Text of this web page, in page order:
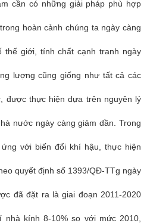
cần có những giải pháp phù hợp
hoàn cảnh chúng ta ngày càng
thế giới, tính chất cạnh tranh ngày
lượng cũng giống như tất cả các
được thực hiện dựa trên nguyên lý
nước ngày càng giảm dần. Trong
với biến đổi khí hậu, thực hiện
quyết định số 1393/QĐ-TTg ngày
đã đặt ra là giai đoạn 2011-2020
nhà kính 8-10% so với mức 2010,